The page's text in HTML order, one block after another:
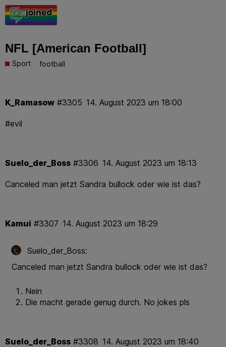
NFL [American Football]
Sport football
K_Ramasow 14. August 2023 um 18:00
#3305
#evil
Suelo_der_Boss 14. August 2023 um 18:13
#3306
Canceled man jetzt Sandra bullock oder wie ist das?
Kamui 14. August 2023 um 18:29
#3307
Suelo_der_Boss:
Canceled man jetzt Sandra bullock oder wie ist das?
Nein
Die macht gerade genug durch. No jokes pls
Suelo_der_Boss 14. August 2023 um 18:40
#3308